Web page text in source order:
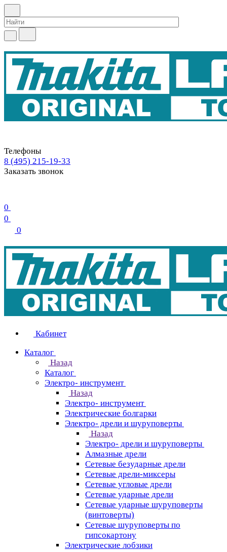
Телефоны
8 (495) 215-19-33
Заказать звонок
0
0
0
Кабинет
Каталог
Назад
Каталог
Электро- инструмент
Назад
Электро- инструмент
Электрические болгарки
Электро- дрели и шуруповерты
Назад
Электро- дрели и шуруповерты
Алмазные дрели
Сетевые безударные дрели
Сетевые дрели-миксеры
Сетевые угловые дрели
Сетевые ударные дрели
Сетевые ударные шуруповерты
(винтоверты)
Сетевые шуруповерты по
гипсокартону
Электрические лобзики